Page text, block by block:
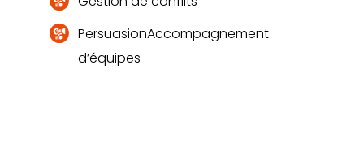
PersuasionAccompagnement
d’équipes